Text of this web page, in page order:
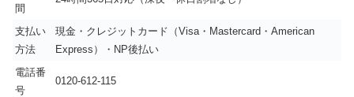
間
支払い
方法
現金・クレジットカード（Visa・Mastercard・American
Express）・NP後払い
電話番
号
0120-612-115